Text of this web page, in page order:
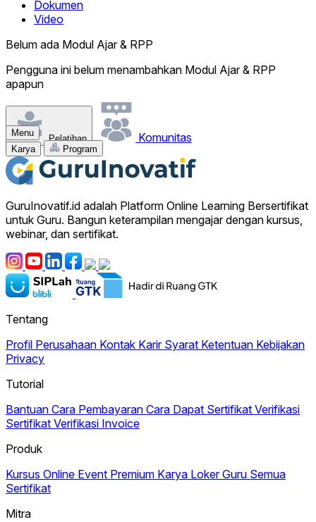
Dokumen
Video
Belum ada Modul Ajar & RPP
Pengguna ini belum menambahkan Modul Ajar & RPP
apapun
Pelatihan Komunitas
Menu
Karya
Program
GuruInovatif.id adalah Platform Online Learning Bersertifikat
untuk Guru. Bangun keterampilan mengajar dengan kursus,
webinar, dan sertifikat.
Tentang
Profil Perusahaan Kontak Karir Syarat Ketentuan Kebijakan
Privacy
Tutorial
Bantuan Cara Pembayaran Cara Dapat Sertifikat Verifikasi
Sertifikat Verifikasi Invoice
Produk
Kursus Online Event Premium Karya Loker Guru Semua
Sertifikat
Mitra